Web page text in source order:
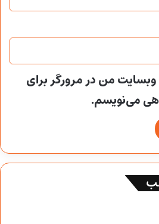
وبسایت من در مرورگر برای
می‌نویسم.